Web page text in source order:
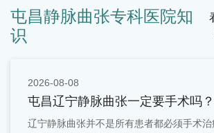
微创治疗技术、临床管理模式及患者服务体
入学习与交流。
屯昌静脉曲张专科医院知
识
2026-08-08
屯昌辽宁静脉曲张一定要手术吗
疗方式！
辽宁静脉曲张并不是所有患者都必须手术